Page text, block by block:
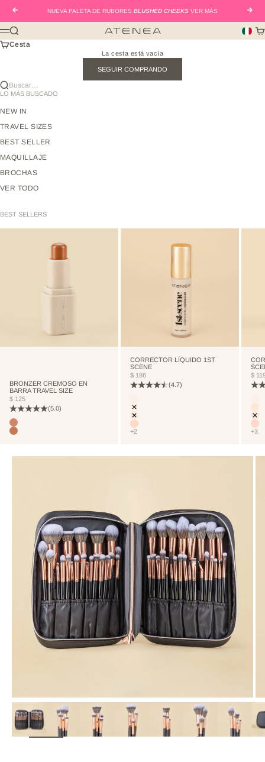
Anterior
NUEVA PALETA DE RUBORES BLUSHED CHEEKS VER MÁS
Atenea Beauty mx
Menú
Buscar
Cesta
La cesta está vacía
SEGUIR COMPRANDO
Buscar…
LO MÁS BUSCADO
NEW IN
TRAVEL SIZES
BEST SELLER
MAQUILLAJE
BROCHAS
VER TODO
BEST SELLERS
BRONZER CREMOSO EN
BARRA TRAVEL SIZE
PRECIO DE OFERTA
$ 125
(5.0)
Color
TERRANOVA
TOSTEDCOCONUT
CORRECTOR LÍQUIDO 1ST
SCENE
PRECIO DE OFERTA
$ 186
(4.7)
NEUTRALIZER
VANILLA
NUDE
+2
$
+3
ZOOM